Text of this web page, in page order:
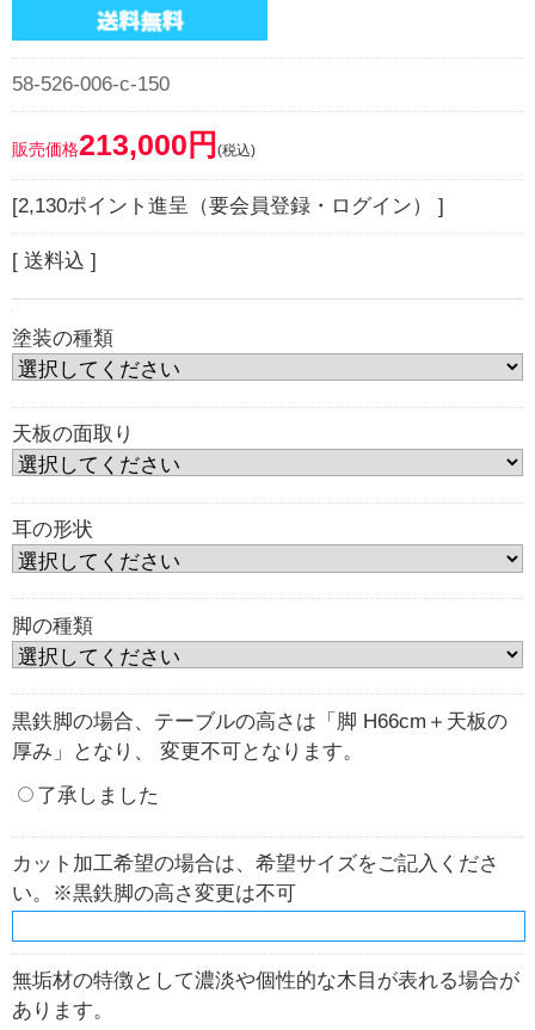
58-526-006-c-150
販売価格213,000円 (税込)
[2,130ポイント進呈（要会員登録・ログイン） ]
[ 送料込 ]
塗装の種類
天板の面取り
耳の形状
脚の種類
黒鉄脚の場合、テーブルの高さは「脚 H66cm＋天板の
厚み」となり、 変更不可となります。
了承しました
カット加工希望の場合は、希望サイズをご記入くださ
い。※黒鉄脚の高さ変更は不可
無垢材の特徴として濃淡や個性的な木目が表れる場合が
あります。